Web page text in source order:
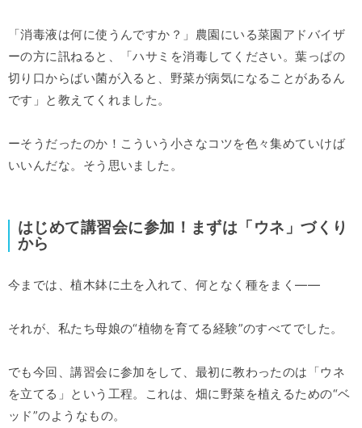
「消毒液は何に使うんですか？」農園にいる菜園アドバイザ
ーの方に訊ねると、「ハサミを消毒してください。葉っぱの
切り口からばい菌が入ると、野菜が病気になることがあるん
です」と教えてくれました。
ーそうだったのか！こういう小さなコツを色々集めていけば
いいんだな。そう思いました。
はじめて講習会に参加！まずは「ウネ」づくり
から
今までは、植木鉢に土を入れて、何となく種をまく――
それが、私たち母娘の“植物を育てる経験”のすべてでした。
でも今回、講習会に参加をして、最初に教わったのは「ウネ
を立てる」という工程。これは、畑に野菜を植えるための“ベ
ッド”のようなもの。